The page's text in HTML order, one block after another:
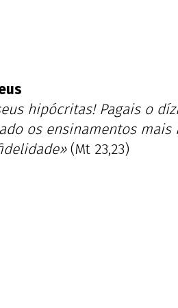
hipócritas! Pagais o
os ensinamentos
(Mt 23,23)